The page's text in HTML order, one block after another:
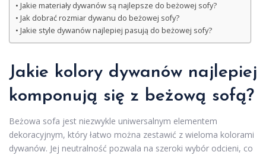
Jakie materiały dywanów są najlepsze do beżowej sofy?
Jak dobrać rozmiar dywanu do beżowej sofy?
Jakie style dywanów najlepiej pasują do beżowej sofy?
Jakie kolory dywanów najlepiej
komponują się z beżową sofą?
Beżowa sofa jest niezwykle uniwersalnym elementem
dekoracyjnym, który łatwo można zestawić z wieloma kolorami
dywanów. Jej neutralność pozwala na szeroki wybór odcieni, co